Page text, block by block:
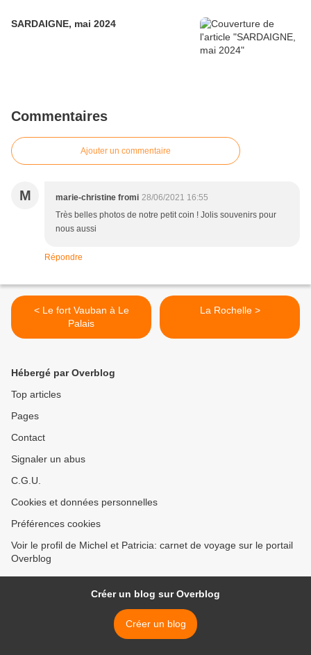
SARDAIGNE, mai 2024
Commentaires
Ajouter un commentaire
M marie-christine fromi 28/06/2021 16:55
Très belles photos de notre petit coin ! Jolis souvenirs pour
nous aussi
Répondre
< Le fort Vauban à Le
Palais
La Rochelle >
Hébergé par Overblog
Top articles
Pages
Contact
Signaler un abus
C.G.U.
Cookies et données personnelles
Préférences cookies
Voir le profil de Michel et Patricia: carnet de voyage sur le portail
Overblog
Créer un blog sur Overblog
Créer un blog